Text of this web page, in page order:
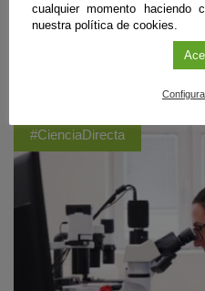
ÚLTIMAS
#CienciaDirecta
cualquier momento haciendo
nuestra política de cookies.